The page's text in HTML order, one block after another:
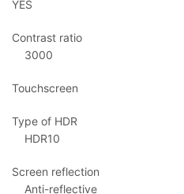
YES
Contrast ratio
3000
Touchscreen
Type of HDR
HDR10
Screen reflection
Anti-reflective